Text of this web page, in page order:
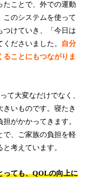
たことで、外での運動
このシステムを使って
つけていき、「今日は
ださいました。
自分
ことにもつながりま
て大変なだけでなく、
いものです。寝たき
がかかってきます。
で、ご家族の負担を軽
考えています。
っても、QOLの向上に